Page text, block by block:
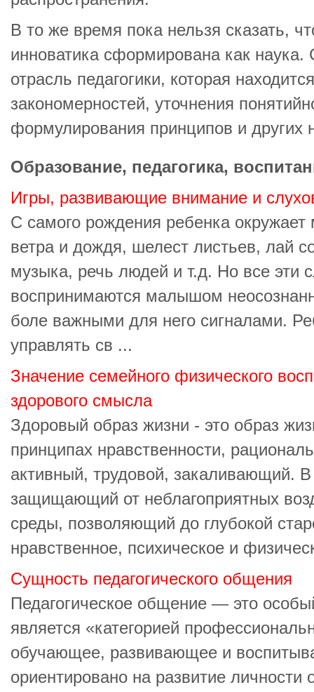
В то же время пока нельзя сказать,
инноватика сформирована как наука.
отрасль педагогики, которая
закономерностей, уточнения
формулирования принципов и других
Образование, педагогика,
Игры, развивающие внимание и
С самого рождения ребенка
ветра и дождя, шелест листьев, лай
музыка, речь людей и т.д. Но все эти
воспринимаются малышом
боле важными для него сигналами.
управлять св ...
Значение семейного физического
здорового смысла
Здоровый образ жизни - это образ
принципах нравственности,
активный, трудовой, закаливающий.
защищающий от неблагоприятных
среды, позволяющий до глубокой
нравственное, психическое и
Сущность педагогического общения
Педагогическое общение — это
является «категорией
обучающее, развивающее и
ориентировано на развитие